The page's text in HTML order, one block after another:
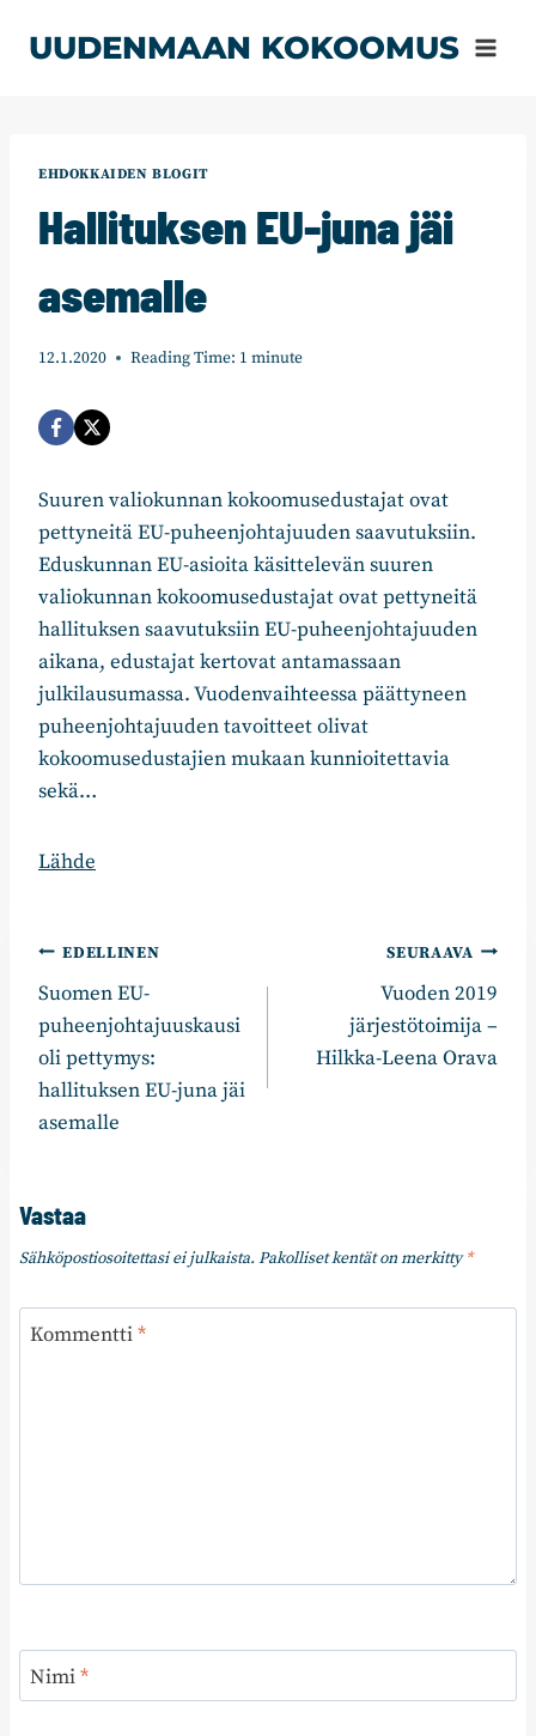
sisältöön
UUDENMAAN KOKOOMUS
EHDOKKAIDEN BLOGIT
Hallituksen EU-juna jäi
asemalle
12.1.2020 Reading Time: 1 minute
Suuren valiokunnan kokoomusedustajat ovat
pettyneitä EU-puheenjohtajuuden saavutuksiin.
Eduskunnan EU-asioita käsittelevän suuren
valiokunnan kokoomusedustajat ovat pettyneitä
hallituksen saavutuksiin EU-puheenjohtajuuden
aikana, edustajat kertovat antamassaan
julkilausumassa. Vuodenvaihteessa päättyneen
puheenjohtajuuden tavoitteet olivat
kokoomusedustajien mukaan kunnioitettavia
sekä…
Lähde
Artikkelien
selaus
EDELLINEN
Suomen EU-
puheenjohtajuuskausi
oli pettymys:
hallituksen EU-juna jäi
asemalle
SEURAAVA
Vuoden 2019
järjestötoimija –
Hilkka-Leena Orava
Vastaa
Sähköpostiosoitettasi ei julkaista. Pakolliset kentät on merkitty*
Kommentti*
Nimi*